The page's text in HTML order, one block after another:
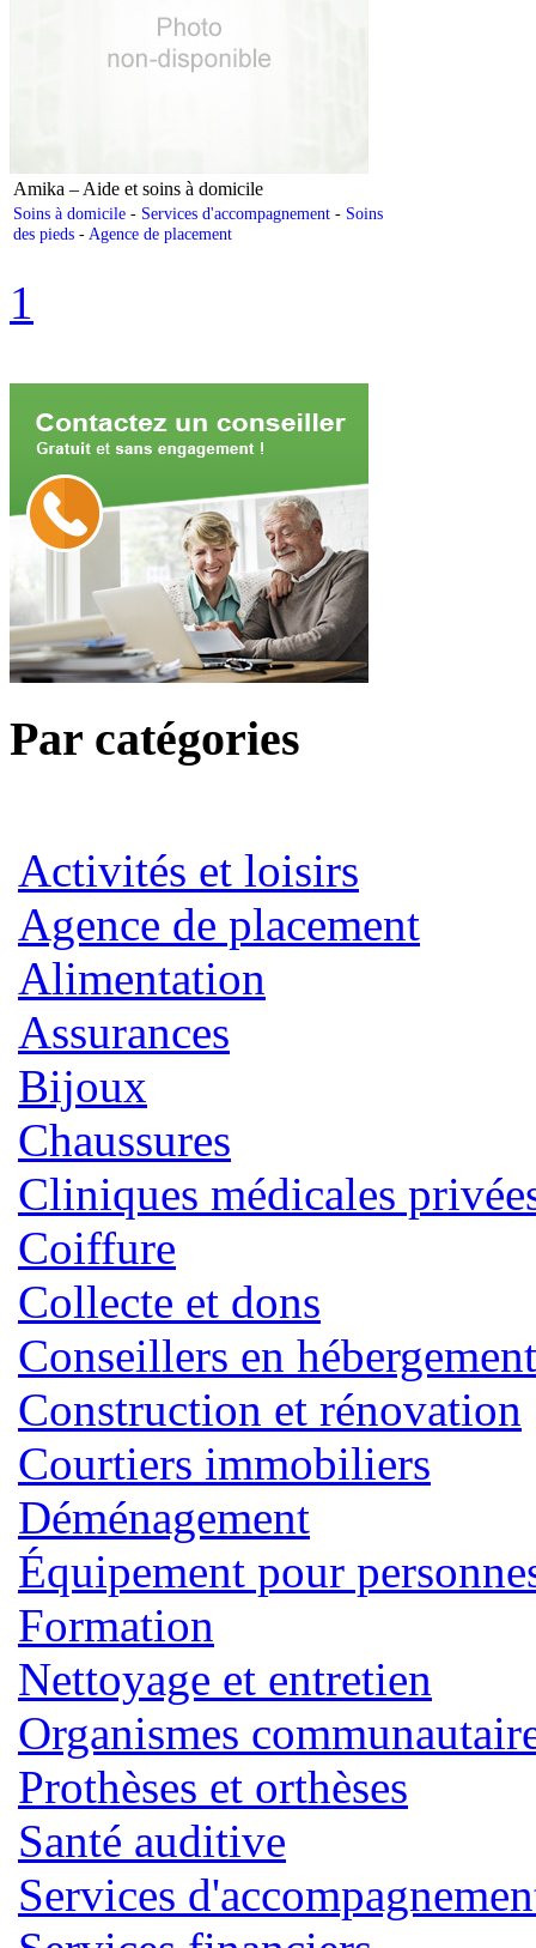
Amika – Aide et soins à domicile
Soins à domicile - Services d'accompagnement - Soins
des pieds - Agence de placement
1
Par catégories
Activités et loisirs
Agence de placement
Alimentation
Assurances
Bijoux
Chaussures
Cliniques médicales
Coiffure
Collecte et dons
Conseillers en hébergement
Construction et rénovation
Courtiers immobiliers
Déménagement
Équipement pour
Formation
Nettoyage et entretien
Organismes
Prothèses et orthèses
Santé auditive
Services